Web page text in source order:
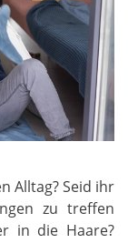
Alltag? Seid ihr
zu treffen
in die Haare?